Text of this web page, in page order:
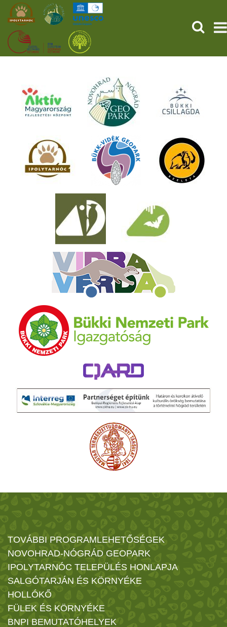
ŐSVILÁGI POMPEJI
SZOLGÁLTATÁSOK
PROGRAMOK
HÍREK
ONLINE JEGYVÁSÁRLÁS
TOVÁBBI PROGRAMLEHETŐSÉGEK
NOVOHRAD-NÓGRÁD GEOPARK
IPOLYTARNÓC TELEPÜLÉS HONLAPJA
SALGÓTARJÁN ÉS KÖRNYÉKE
HOLLÓKŐ
FÜLEK ÉS KÖRNYÉKE
BNPI BEMUTATÓHELYEK